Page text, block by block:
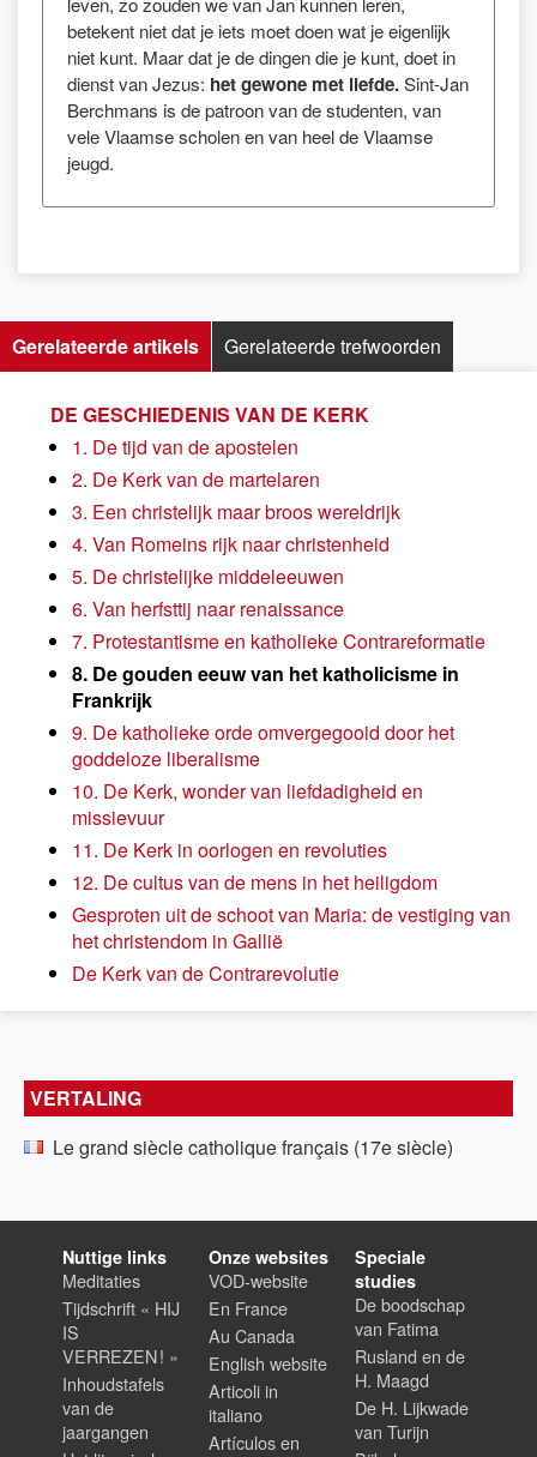
betekent niet dat je iets moet doen wat je eigenlijk
niet kunt. Maar dat je de dingen die je kunt, doet in
dienst van Jezus: het gewone met liefde.Sint-Jan
Berchmans is de patroon van de studenten, van
vele Vlaamse scholen en van heel de Vlaamse
jeugd.
Gerelateerde artikels
DE GESCHIEDENIS VAN DE KERK
1. De tijd van de apostelen
2. De Kerk van de martelaren
3. Een christelijk maar broos wereldrijk
4. Van Romeins rijk naar christenheid
5. De christelijke middeleeuwen
6. Van herfsttij naar renaissance
7. Protestantisme en katholieke Contrareformatie
8. De gouden eeuw van het katholicisme in
Frankrijk
9. De katholieke orde omvergegooid door het
goddeloze liberalisme
10. De Kerk, wonder van liefdadigheid en
missievuur
11. De Kerk in oorlogen en revoluties
12. De cultus van de mens in het heiligdom
Gesproten uit de schoot van Maria: de vestiging van
het christendom in Gallië
De Kerk van de Contrarevolutie
Gerelateerde trefwoorden
VERTALING
Le grand siècle catholique français (17e siècle)
Nuttige links
Meditaties
Tijdschrift « HIJ
IS
VERREZEN ! »
Inhoudstafels
van de
jaargangen
Onze websites
VOD-website
En France
Au Canada
English website
Articoli in
italiano
Artículos en
Speciale
studies
De boodschap
van Fatima
Rusland en de
H. Maagd
De H. Lijkwade
van Turijn